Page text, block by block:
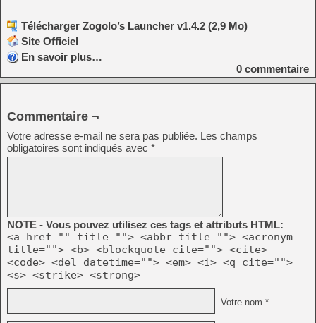
Télécharger Zogolo’s Launcher v1.4.2 (2,9 Mo)
Site Officiel
En savoir plus…
0 commentaire
Commentaire ¬
Votre adresse e-mail ne sera pas publiée. Les champs
obligatoires sont indiqués avec *
NOTE - Vous pouvez utilisez ces tags et attributs HTML:
<a href="" title=""> <abbr title=""> <acronym
title=""> <b> <blockquote cite=""> <cite>
<code> <del datetime=""> <em> <i> <q cite="">
<s> <strike> <strong>
Votre nom *